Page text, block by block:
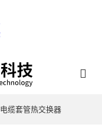
缆套管热交换器